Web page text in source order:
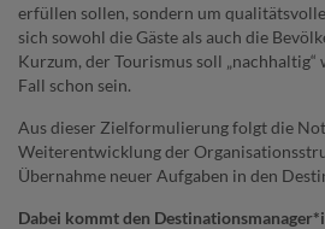
erfüllen sollen, sondern um
sich sowohl die Gäste als auch die
Kurzum, der Tourismus soll „nachhaltig“
Fall schon sein.
Aus dieser Zielformulierung folgt die
Weiterentwicklung der
Übernahme neuer Aufgaben in den
Dabei kommt den